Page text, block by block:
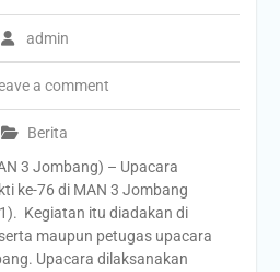
admin
a comment
Berita
3 Jombang) – Upacara
ke-76 di MAN 3 Jombang
Kegiatan itu diadakan di
maupun petugas upacara
Upacara dilaksanakan